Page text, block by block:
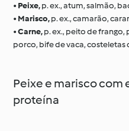
• Peixe,p. ex., atum, salmão,
• Marisco,p. ex., camarão,
•Carne,p. ex., peito de
porco, bife de vaca, costeletas
Peixe e marisco com
proteína